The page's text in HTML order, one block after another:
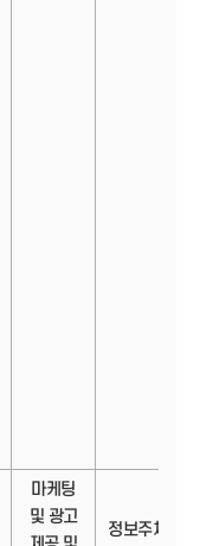
마케팅
및 광고
정보주체의